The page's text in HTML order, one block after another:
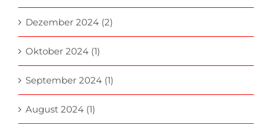
Dezember 2024 (2)
Oktober 2024 (1)
September 2024 (1)
August 2024 (1)